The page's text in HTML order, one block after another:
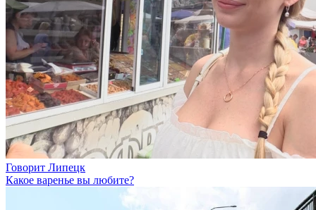
Говорит Липецк
Какое варенье вы любите?